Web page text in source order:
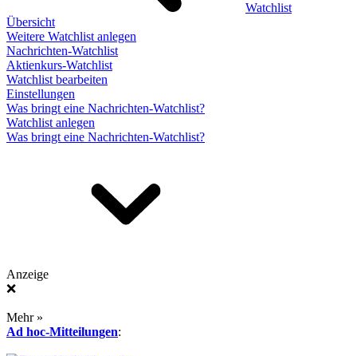
Watchlist
Übersicht
Weitere Watchlist anlegen
Nachrichten-Watchlist
Aktienkurs-Watchlist
Watchlist bearbeiten
Einstellungen
Was bringt eine Nachrichten-Watchlist?
Watchlist anlegen
Was bringt eine Nachrichten-Watchlist?
Anzeige
❌
Mehr »
Ad hoc-Mitteilungen: